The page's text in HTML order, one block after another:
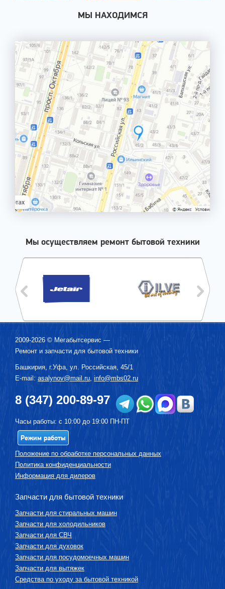
МЫ НАХОДИМСЯ
Мы осуществляем ремонт бытовой техники
2009-2026 © Мегабытсервис —
Ремонт и запчасти для бытовой техники
Башкирия, г.Уфа ул. Российская, 45/1
E-mail: asalynov@mail.ru info@mbs02.ru
8 (347) 200-89-97
Часы работы: с 10:00 до 19:00 ПН-ПТ
Режим работы
Положение по обработке персональных данных
Политика конфиденциальности
Информация для дилеров
Запчасти для бытовой техники
Запчасти для стиральных машин
Запчасти для холодильников
Запчасти для СВЧ
Запчасти для духовок
Запчасти для посудомоечных машин
Запчасти для вытяжек
Средства по уходу за бытовой техникой